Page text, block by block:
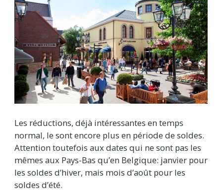
Les réductions, déjà intéressantes en temps
normal, le sont encore plus en période de soldes.
Attention toutefois aux dates qui ne sont pas les
mêmes aux Pays-Bas qu’en Belgique: janvier pour
les soldes d’hiver, mais mois d’août pour les
soldes d’été.